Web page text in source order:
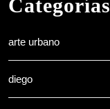
Categorías
arte urbano
diego